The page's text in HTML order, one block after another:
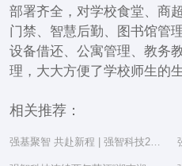
部署齐全，对学校食堂、商
门禁、智慧后勤、图书馆管
设备借还、公寓管理、教务
理，大大方便了学校师生的
相关推荐：
强基聚智 共赴新程 | 强智科技2025年度总结表彰大会隆重举行